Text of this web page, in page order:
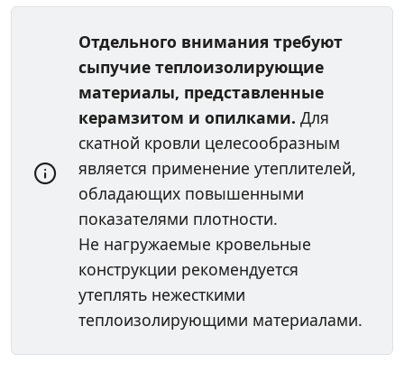
Отдельного внимания требуют
сыпучие теплоизолирующие
материалы, представленные
керамзитом и опилками. Для
скатной кровли целесообразным
является применение утеплителей,
обладающих повышенными
показателями плотности.
Не нагружаемые кровельные
конструкции рекомендуется
утеплять нежесткими
теплоизолирующими материалами.